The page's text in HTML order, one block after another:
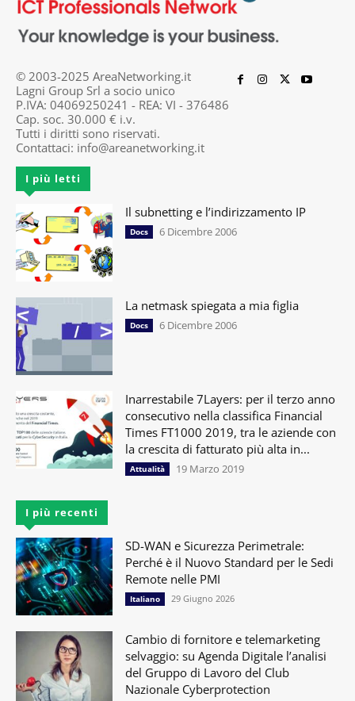
© 2003-2025 AreaNetworking.it
Lagni Group Srl a socio unico
P.IVA: 04069250241 - REA: VI - 376486
Cap. soc. 30.000 € i.v.
Tutti i diritti sono riservati.
Contattaci: info@areanetworking.it
I più letti
Il subnetting e l’indirizzamento IP
Docs 6 Dicembre 2006
La netmask spiegata a mia figlia
Docs 6 Dicembre 2006
Inarrestabile 7Layers: per il terzo anno
consecutivo nella classifica Financial
Times FT1000 2019, tra le aziende con
la crescita di fatturato più alta in...
Attualità 19 Marzo 2019
I più recenti
SD-WAN e Sicurezza Perimetrale:
Perché è il Nuovo Standard per le Sedi
Remote nelle PMI
Italiano 29 Giugno 2026
Cambio di fornitore e telemarketing
selvaggio: su Agenda Digitale l’analisi
del Gruppo di Lavoro del Club
Nazionale Cyberprotection